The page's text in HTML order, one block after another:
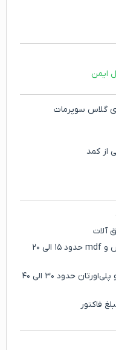
ایمن
گلاس سوپرمات
از کمد
زمان تولید کمد دیواری های‌گلاس و mdf حدود ۱۵ الی ۲۰
زمان تولید کمد دیواری ممبران و پلی‌اورتان حدود ۳۰ الی ۴۰